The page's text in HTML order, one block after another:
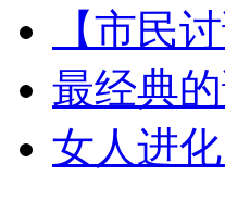
【市民
最经典
女人进